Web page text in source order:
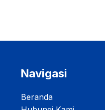
Navigasi
Beranda